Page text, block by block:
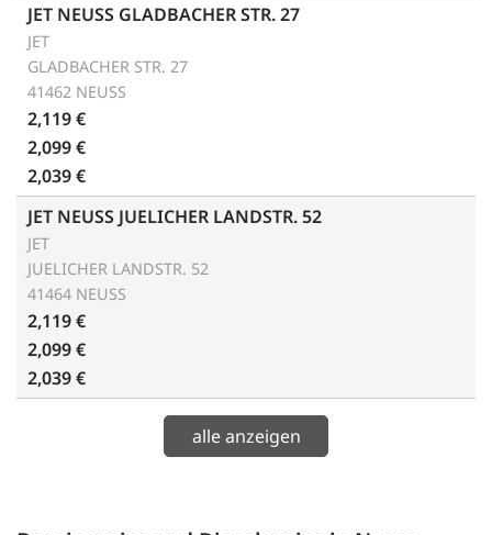
JET NEUSS GLADBACHER STR. 27
JET
GLADBACHER STR. 27
41462 NEUSS
2,119 €
2,099 €
2,039 €
JET NEUSS JUELICHER LANDSTR. 52
JET
JUELICHER LANDSTR. 52
41464 NEUSS
2,119 €
2,099 €
2,039 €
alle anzeigen